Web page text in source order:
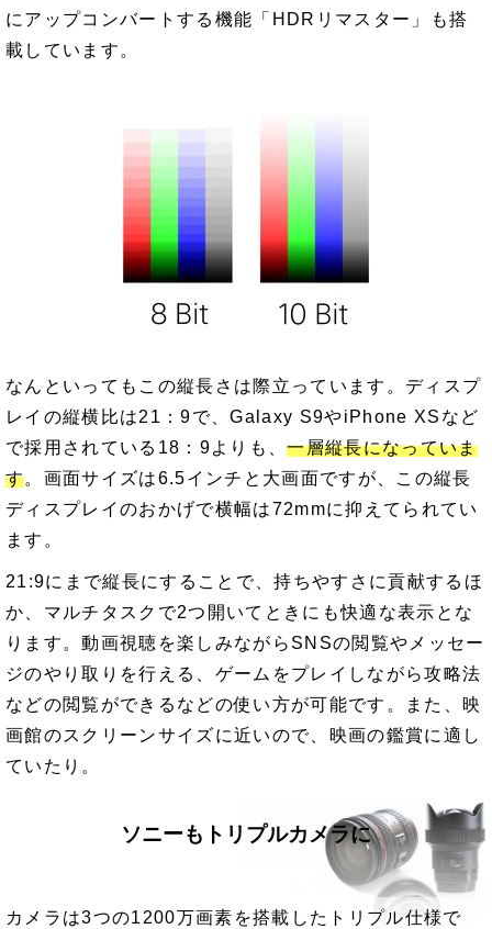
にアップコンバートする機能「HDRリマスター」も搭
載しています。
なんといってもこの縦長さは際立っています。ディスプ
レイの縦横比は21：9で、Galaxy S9やiPhone XSなど
で採用されている18：9よりも、一層縦長になっていま
す。画面サイズは6.5インチと大画面ですが、この縦長
ディスプレイのおかげで横幅は72mmに抑えてられてい
ます。
21:9にまで縦長にすることで、持ちやすさに貢献するほ
か、マルチタスクで2つ開いてときにも快適な表示とな
ります。動画視聴を楽しみながらSNSの閲覧やメッセー
ジのやり取りを行える、ゲームをプレイしながら攻略法
などの閲覧ができるなどの使い方が可能です。また、映
画館のスクリーンサイズに近いので、映画の鑑賞に適し
ていたり。
ソニーもトリプルカメラに
カメラは3つの1200万画素を搭載したトリプル仕様で